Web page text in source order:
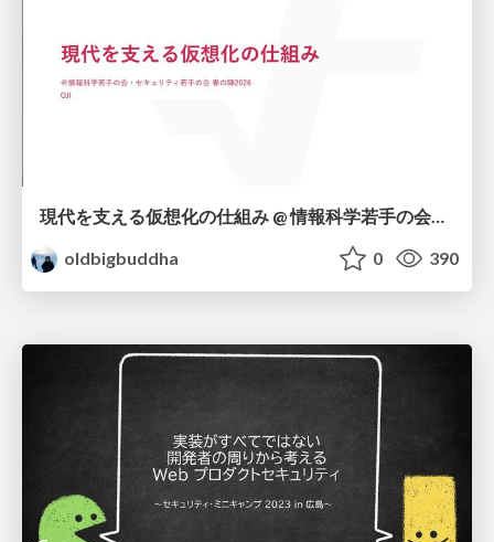
現代を支える仮想化の仕組み @ 情報科学若手の会・セキュリティ若手の会 春の陣2026
oldbigbuddha
0 390